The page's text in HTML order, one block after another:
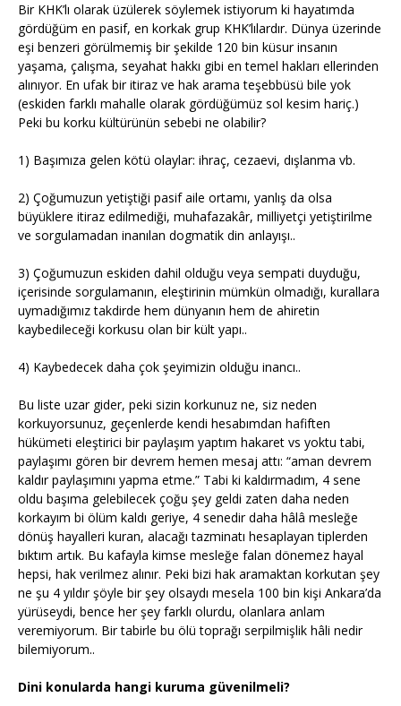
Bir KHK’lı olarak üzülerek söylemek istiyorum ki hayatımda
gördüğüm en pasif, en korkak grup KHK’lılardır. Dünya üzerinde
eşi benzeri görülmemiş bir şekilde 120 bin küsur insanın
yaşama, çalışma, seyahat hakkı gibi en temel hakları ellerinden
alınıyor. En ufak bir itiraz ve hak arama teşebbüsü bile yok
(eskiden farklı mahalle olarak gördüğümüz sol kesim hariç.)
Peki bu korku kültürünün sebebi ne olabilir?
1) Başımıza gelen kötü olaylar: ihraç, cezaevi, dışlanma vb.
2) Çoğumuzun yetiştiği pasif aile ortamı, yanlış da olsa
büyüklere itiraz edilmediği, muhafazakâr, milliyetçi yetiştirilme
ve sorgulamadan inanılan dogmatik din anlayışı..
3) Çoğumuzun eskiden dahil olduğu veya sempati duyduğu,
içerisinde sorgulamanın, eleştirinin mümkün olmadığı, kurallara
uymadığımız takdirde hem dünyanın hem de ahiretin
kaybedileceği korkusu olan bir kült yapı..
4) Kaybedecek daha çok şeyimizin olduğu inancı..
Bu liste uzar gider, peki sizin korkunuz ne, siz neden
korkuyorsunuz, geçenlerde kendi hesabımdan hafiften
hükümeti eleştirici bir paylaşım yaptım hakaret vs yoktu tabi,
paylaşımı gören bir devrem hemen mesaj attı: “aman devrem
kaldır paylaşımını yapma etme.” Tabi ki kaldırmadım, 4 sene
oldu başıma gelebilecek çoğu şey geldi zaten daha neden
korkayım bi ölüm kaldı geriye, 4 senedir daha hâlâ mesleğe
dönüş hayalleri kuran, alacağı tazminatı hesaplayan tiplerden
bıktım artık. Bu kafayla kimse mesleğe falan dönemez hayal
hepsi, hak verilmez alınır. Peki bizi hak aramaktan korkutan şey
ne şu 4 yıldır şöyle bir şey olsaydı mesela 100 bin kişi Ankara’da
yürüseydi, bence her şey farklı olurdu, olanlara anlam
veremiyorum. Bir tabirle bu ölü toprağı serpilmişlik hâli nedir
bilemiyorum..
Dini konularda hangi kuruma güvenilmeli?